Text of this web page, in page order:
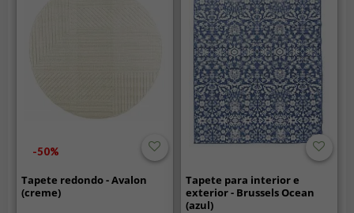
-50%
Tapete redondo - Avalon
(creme)
Tapete para interior e
exterior - Brussels Ocean
(azul)